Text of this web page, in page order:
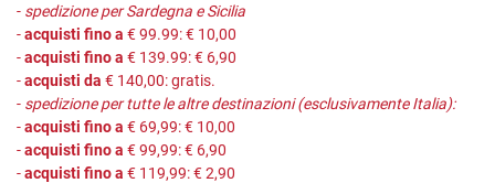
- spedizione per Sardegna e Sicilia
-acquisti fino a € 99.99: € 10,00
-acquisti fino a € 139.99: € 6,90
-acquisti da € 140,00: gratis.
- spedizione per tutte le altre destinazioni (esclusivamente Italia):
-acquisti fino a € 69,99: € 10,00
-acquisti fino a € 99,99: € 6,90
-acquisti fino a € 119,99: € 2,90